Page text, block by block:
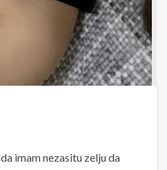
imam nezasitu zelju da